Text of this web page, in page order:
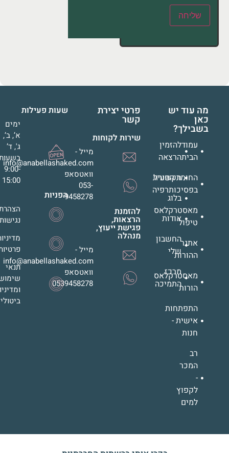
שליחה
מה עוד יש
כאן
בשבילך?
להזמין
הרצאה
תקשורת
בלוג
אודות
החשבון
שלי
מרכז
התמיכה
עמוד
הבית
החומר הפעיל
בפסיכותרפיה
מאסטרקלאס
טיפול
אתגר
ההורות
מאסטרקלאס
הורות
התפתחות
אישית -
חנות
רב
המכר
-
לקפוץ
למים
פרטי יצירת
קשר
שירות לקוחות
מייל -
info@anabellashaked.com
וואטסאפ
053-
9458278
להזמנת
הרצאות,
פגישת ייעוץ,
מנהלה
מייל -
info@anabellashaked.com
וואטסאפ
0539458278
שעות פעילות
ימים
א’, ב’,
ג', ד’
9:00-
15:00
הפניות
נגישות
תנאי